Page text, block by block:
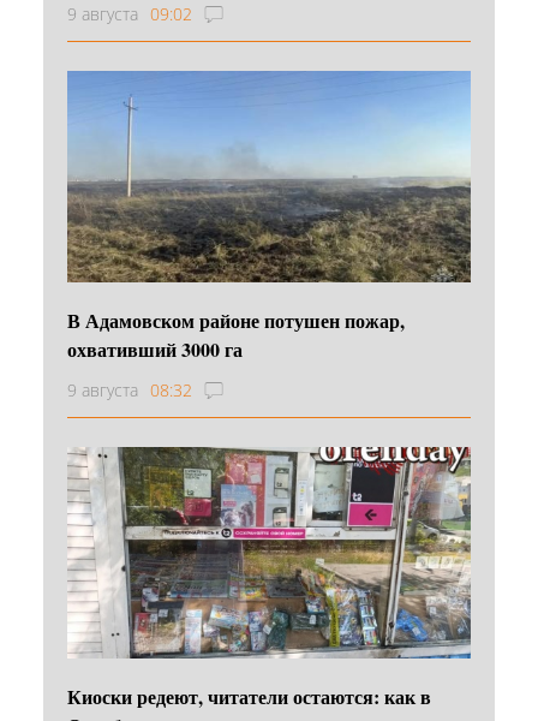
9 августа 09:02
В Адамовском районе потушен пожар,
охвативший 3000 га
9 августа 08:32
Киоски редеют, читатели остаются: как в